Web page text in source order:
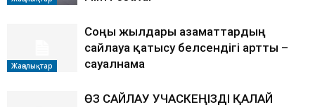
Жаңалықтар
Соңғы жылдары азаматтардың
сайлауға қатысу белсендігі артты –
сауалнама
ӨЗ САЙЛАУ УЧАСКЕҢІЗДІ ҚАЛАЙ